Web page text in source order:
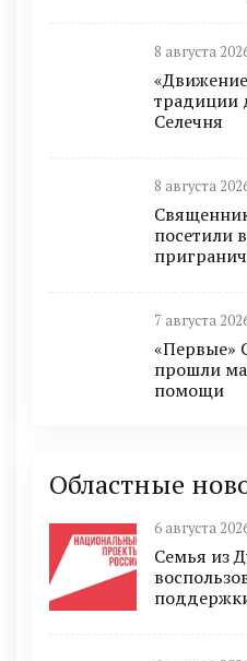
8 августа
традиции
Селечня
8 августа
посетили
7 августа
«Первые»
прошли
помощи
Областные
6 августа
Семья из